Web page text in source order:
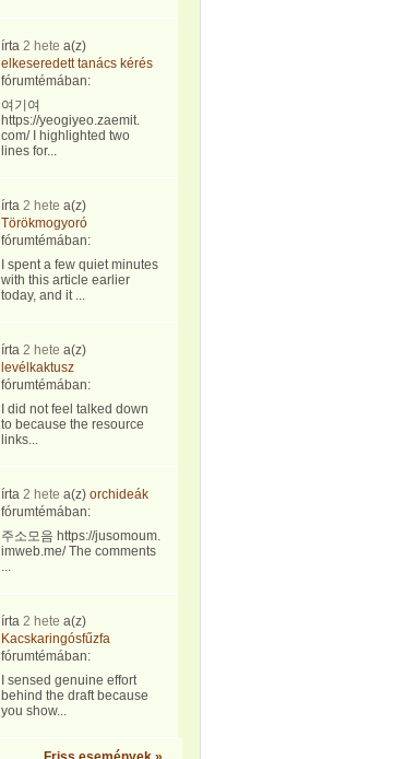
írta 2 hete a(z)
elkeseredett tanács kérés
fórumtémában:
여기여
https://yeogiyeo.zaemit.
com/ I highlighted two
lines for...
írta 2 hete a(z)
Törökmogyoró
fórumtémában:
I spent a few quiet minutes
with this article earlier
today, and it ...
írta 2 hete a(z)
levélkaktusz
fórumtémában:
I did not feel talked down
to because the resource
links...
írta 2 hete a(z) orchideák
fórumtémában:
주소모음 https://jusomoum.
imweb.me/ The comments
...
írta 2 hete a(z)
Kacskaringósfűzfa
fórumtémában:
I sensed genuine effort
behind the draft because
you show...